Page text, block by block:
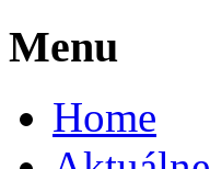
Menu
Home